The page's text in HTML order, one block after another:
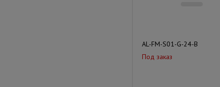
AL-FM-S01-G-24-B
Под заказ